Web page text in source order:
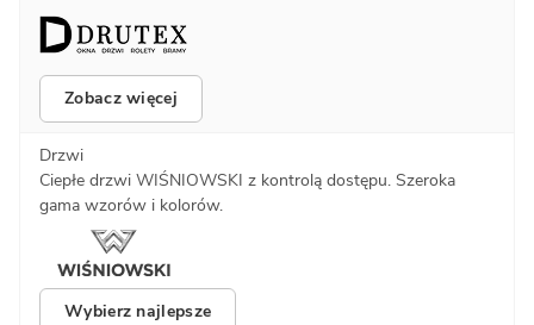
Zobacz więcej
Drzwi
Ciepłe drzwi WIŚNIOWSKI z kontrolą dostępu. Szeroka
gama wzorów i kolorów.
Wybierz najlepsze